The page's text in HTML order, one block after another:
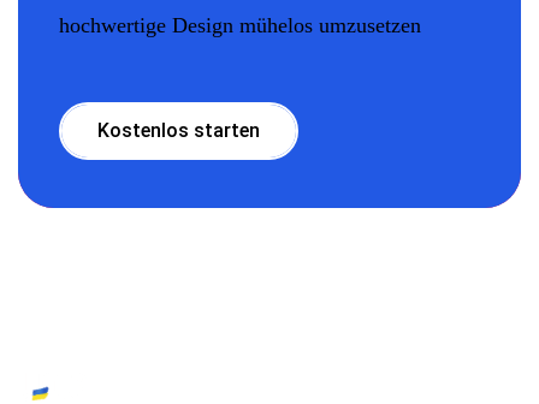
hochwertige Design mühelos umzusetzen
Kostenlos starten